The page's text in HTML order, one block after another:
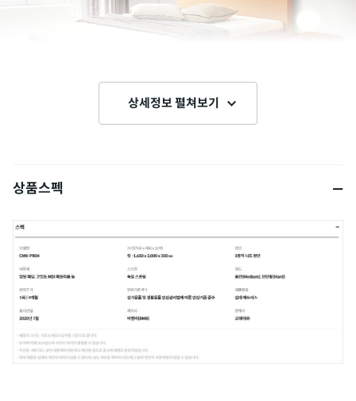
상세정보 펼쳐보기
상품스펙